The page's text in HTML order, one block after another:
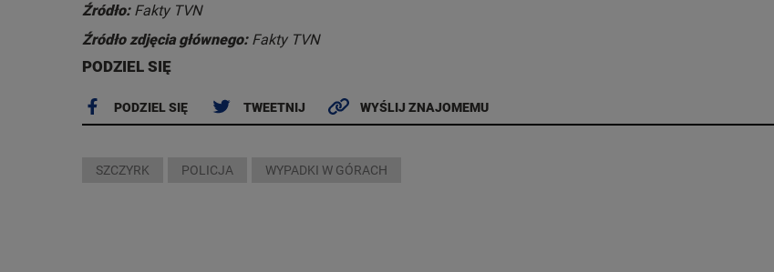
Źródło: Fakty TVN
Źródło zdjęcia głównego: Fakty TVN
PODZIEL SIĘ
PODZIEL SIĘ TWEETNIJ WYŚLIJ ZNAJOMEMU
SZCZYRK POLICJA WYPADKI W GÓRACH